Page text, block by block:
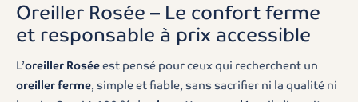
Oreiller Rosée – Le confort ferme
et responsable à prix accessible
L’oreiller Roséeest pensé pour ceux qui recherchent un
oreiller ferme, simple et fiable, sans sacrifier ni la qualité ni